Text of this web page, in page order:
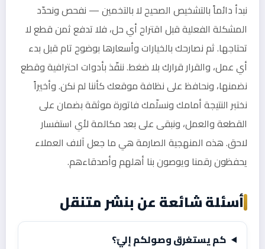
نبدأ دائماً بالتشخيص الصحيح لا بالتخمين — نفحص ونحدّد
المشكلة الفعلية قبل اقتراح أي حل، فلا تدفع ثمن قطع لا
تحتاجها. ثم نصارحك بالخيارات وأسعارها بوضوح تام قبل بدء
أي عمل، والقرار قرارك بلا ضغط. ننفّذ بأدوات احترافية وقطع
نضمنها، ونحافظ على نظافة موقعك كأننا لم نكن. وأخيراً
نختبر النتيجة أمامك ونسلّمك فاتورة موثقة بضمان على
القطعة والعمل، ونبقى على بعد مكالمة لأي استفسار
لاحق. هذه المنهجية الصارمة هي ما جعل آلاف العملاء
يحفظون رقمنا ويوصون بنا أهلهم وأصدقاءهم.
أسئلة شائعة عن بنشر متنقل
كم يستغرق وصولكم إليّ؟